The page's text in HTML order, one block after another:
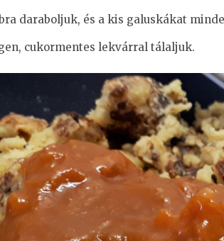
daraboljuk, és a kis galuskákat
cukormentes lekvárral tálaljuk.